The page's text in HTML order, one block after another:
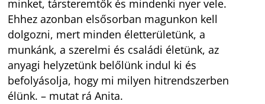
minket, társteremtők és mindenki nyer vele.
Ehhez azonban elsősorban magunkon kell
dolgozni, mert minden életterületünk, a
munkánk, a szerelmi és családi életünk, az
anyagi helyzetünk belőlünk indul ki és
befolyásolja, hogy mi milyen hitrendszerben
élünk. – mutat rá Anita.